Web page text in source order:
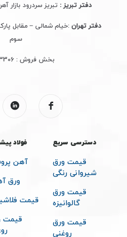
دفتر تبریز : تبریز سردرود
دفتر تهران :خیام شمالی – مقابل
سوم
بخش فروش :
دسترسی سریع
قیمت ورق
شیروانی رنگی
قیمت ورق
گالوانیزه
قیمت ورق
روغنی
فولاد
آهن
ورق
قیمت
قیمت